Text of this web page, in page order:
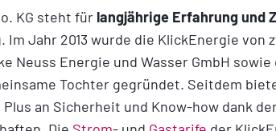
KG steht für langjährige Erfahrung und
Im Jahr 2013 wurde die KlickEnergie von
Neuss Energie und Wasser GmbH
Tochter gegründet. Seitdem
an Sicherheit und Know-how dank